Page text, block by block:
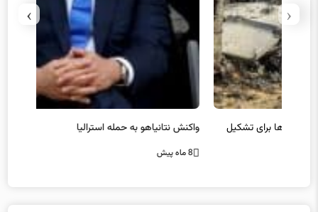
واکنش نتانیاهو به حمله استرالیا
‹
›